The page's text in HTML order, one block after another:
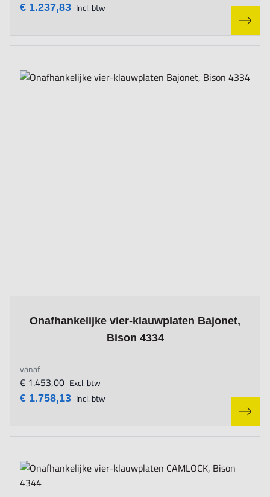
€ 1.237,83 Incl. btw
Onafhankelijke vier-klauwplaten Bajonet,
Bison 4334
The price depends on the options chosen on the product page
vanaf
€ 1.758,13 Incl. btw
€ 1.453,00 Excl. btw